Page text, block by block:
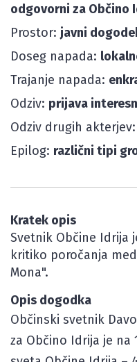
odgovorni za Občino
Prostor: javni
Doseg napada:
Trajanje napada:
Odziv: prijava
Odziv drugih akterjev:
Epilog: različni tipi
Kratek opis
Svetnik Občine Idrija
kritiko poročanja
Mona".
Opis dogodka
Občinski svetnik
za Občino Idrija je na